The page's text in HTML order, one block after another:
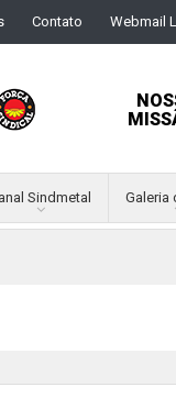
Contato Webmail
Sindmetal Galeria